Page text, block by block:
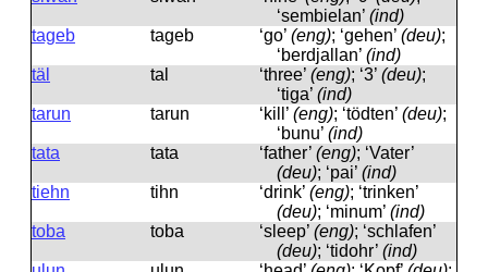
‘sembielan’ (ind)
tageb
tageb ‘go’ (eng); ‘gehen’ (deu);
‘berdjallan’ (ind)
täl
tal ‘three’ (eng); ‘3’ (deu);
‘tiga’ (ind)
tarun
tarun ‘kill’ (eng); ‘tödten’ (deu);
‘bunu’ (ind)
tata
tata ‘father’ (eng); ‘Vater’
(deu); ‘pai’ (ind)
tiehn
tihn ‘drink’ (eng); ‘trinken’
(deu); ‘minum’ (ind)
toba
toba ‘sleep’ (eng); ‘schlafen’
(deu); ‘tidohr’ (ind)